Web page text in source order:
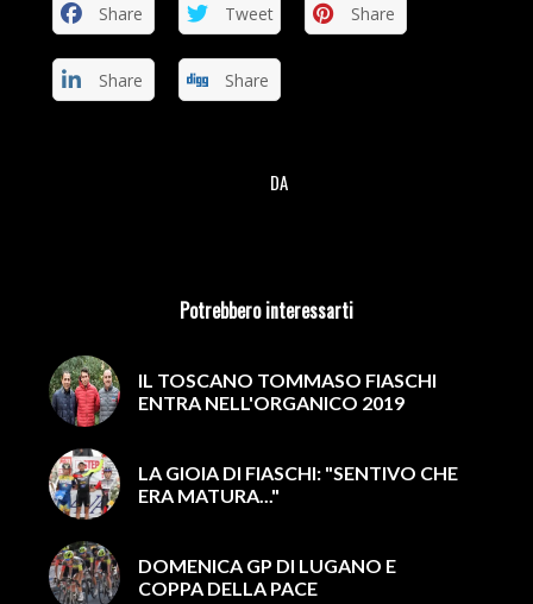
Share Tweet Share
Share Share
DA
Potrebbero interessarti
IL TOSCANO TOMMASO FIASCHI
ENTRA NELL'ORGANICO 2019
LA GIOIA DI FIASCHI: "SENTIVO CHE
ERA MATURA..."
DOMENICA GP DI LUGANO E
COPPA DELLA PACE